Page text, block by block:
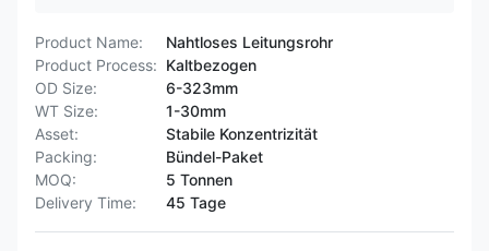
Product Name:
Nahtloses Leitungsrohr
Product Process: Kaltbezogen
OD Size:
6-323mm
WT Size:
1-30mm
Asset:
Stabile Konzentrizität
Packing:
Bündel-Paket
MOQ:
5 Tonnen
Delivery Time:
45 Tage